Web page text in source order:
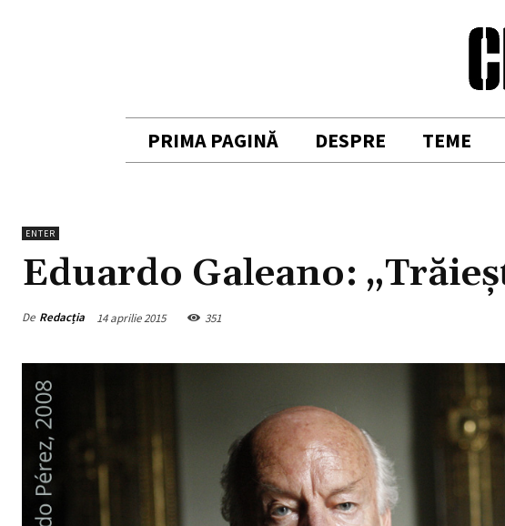
PRIMA PAGINĂ DESPRE TEME
ENTER
Eduardo Galeano:
De Redacția 14 aprilie 2015 351